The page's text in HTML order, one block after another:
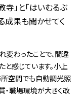
」と「はいむるぶ
成果も聞かせてく
変わったことで、間違
と感じています。小上
所空間でも自動調光照
・職場環境が大きく改